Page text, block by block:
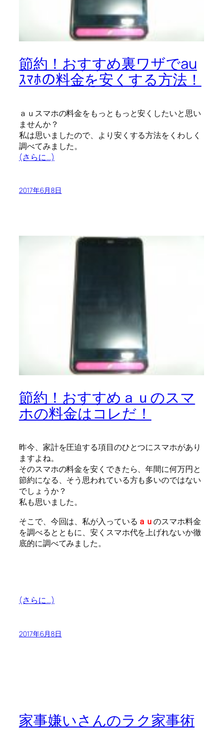
節約！おすすめ裏ワザでau
ｽﾏﾎの料金を安くする方法！
ａｕスマホの料金をもっともっと安くしたいと思い
ませんか？
私は思いましたので、より安くする方法をくわしく
調べてみました。
(さらに…)
2017年6月8日
節約！おすすめａｕのスマ
ホの料金はコレだ！
昨今、家計を圧迫する項目のひとつにスマホがあり
ますよね。
そのスマホの料金を安くできたら、年間に何万円と
節約になる、そう思われている方も多いのではない
でしょうか？
私も思いました。
そこで、今回は、私が入っている ａｕのスマホ料金
を調べるとともに、安くスマホ代を上げれないか徹
底的に調べてみました。
(さらに…)
2017年6月8日
家事嫌いさんのラク家事術